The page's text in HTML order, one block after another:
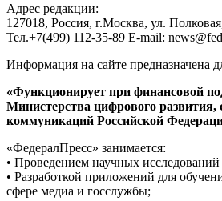
Адрес редакции:
127018, Россия, г.Москва, ул.
Тел.+7(499) 112-35-89 E-mail:
Информация на сайте предназначена
«Функционирует при финансовой
Министерства цифрового развития,
коммуникаций Российской
«ФедералПресс» занимается:
• Проведением научных исследований
• Разработкой приложений для
сфере медиа и госслужбы;